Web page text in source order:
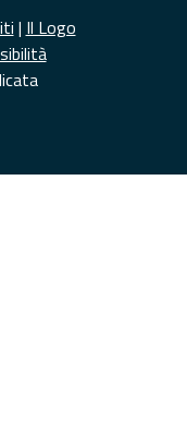
| Il Logo